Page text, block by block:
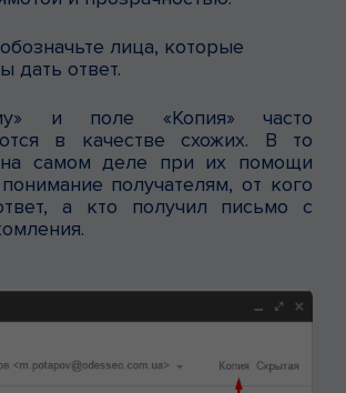
лица, которые
дать ответ.
и поле «Копия» часто
в качестве схожих. В то
самом деле при их помощи
получателям, от кого
а кто получил письмо с